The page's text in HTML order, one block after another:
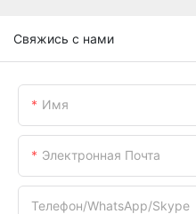
Свяжись с нами
Имя
Электронная Почта
Телефон/WhatsApp/Skype